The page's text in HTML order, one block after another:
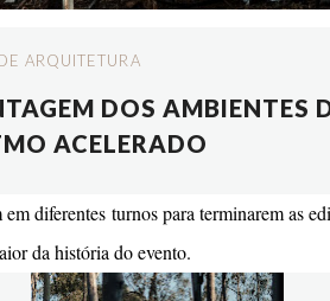
ARQUITETURA
DOS AMBIENTES
ACELERADO
diferentes turnos para terminarem as
da história do evento.